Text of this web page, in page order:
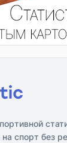
спорт без